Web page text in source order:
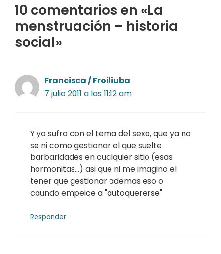
10 comentarios en «La
menstruación – historia
social»
Francisca / Froiliuba
7 julio 2011 a las 11:12 am
Y yo sufro con el tema del sexo, que ya no
se ni como gestionar el que suelte
barbaridades en cualquier sitio (esas
hormonitas…) asi que ni me imagino el
tener que gestionar ademas eso o
caundo empeice a "autoquererse"
Responder